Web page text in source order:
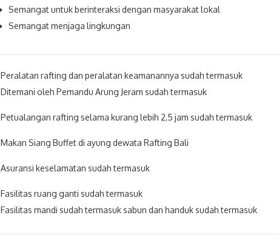
Semangat untuk berinteraksi dengan masyarakat lokal
Semangat menjaga lingkungan
Peralatan rafting dan peralatan keamanannya sudah termasuk
Ditemani oleh Pemandu Arung Jeram sudah termasuk
Petualangan rafting selama kurang lebih 2,5 jam sudah termasuk
Makan Siang Buffet di ayung dewata Rafting Bali
Asuransi keselamatan sudah termasuk
Fasilitas ruang ganti sudah termasuk
Fasilitas mandi sudah termasuk sabun dan handuk sudah termasuk